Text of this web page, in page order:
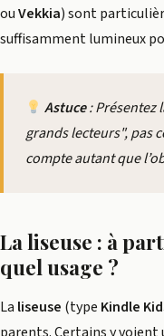
ouVekkia) sont
suffisamment lumineux
Astuce: Présentez
grands lecteurs", pas
compte autant que
La liseuse : à
quel usage ?
La liseuse (type Kindle